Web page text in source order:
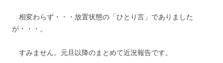
相変わらず・・・放置状態の「ひとり言」でありました
が・・・。
すみません。元旦以降のまとめて近況報告です。